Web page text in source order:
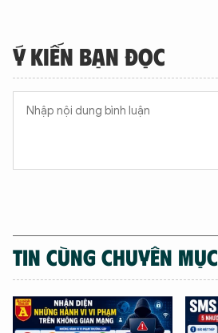
Ý KIẾN BẠN ĐỌC
TIN CÙNG CHUYÊN MỤC